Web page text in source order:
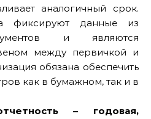
аналогичный срок.
фиксируют данные из
и являются
между первичкой и
обязана обеспечить
как в бумажном, так и в
– годовая,